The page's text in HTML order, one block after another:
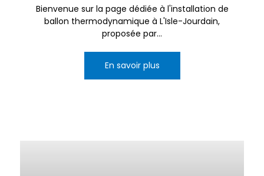
Bienvenue sur la page dédiée à l'installation de
ballon thermodynamique à L'Isle-Jourdain,
proposée par...
En savoir plus